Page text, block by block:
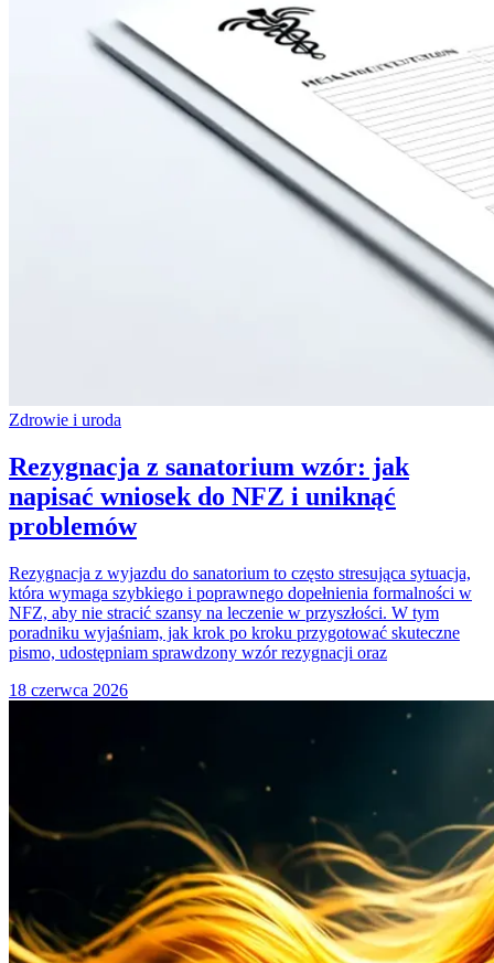
Zdrowie i uroda
Rezygnacja z sanatorium wzór: jak
napisać wniosek do NFZ i uniknąć
problemów
Rezygnacja z wyjazdu do sanatorium to często stresująca sytuacja,
która wymaga szybkiego i poprawnego dopełnienia formalności w
NFZ, aby nie stracić szansy na leczenie w przyszłości. W tym
poradniku wyjaśniam, jak krok po kroku przygotować skuteczne
pismo, udostępniam sprawdzony wzór rezygnacji oraz
18 czerwca 2026